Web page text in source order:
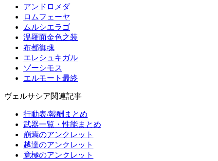
アンドロメダ
ロムフェーヤ
ムルシエラゴ
温羅面金色之装
布都御魂
エレシュキガル
ゾーシモス
エルモート最終
ヴェルサシア関連記事
行動表/報酬まとめ
武器一覧・性能まとめ
崩焉のアンクレット
越達のアンクレット
竟極のアンクレット